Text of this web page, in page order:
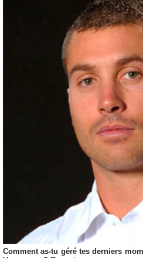
Comment as-tu géré tes derniers